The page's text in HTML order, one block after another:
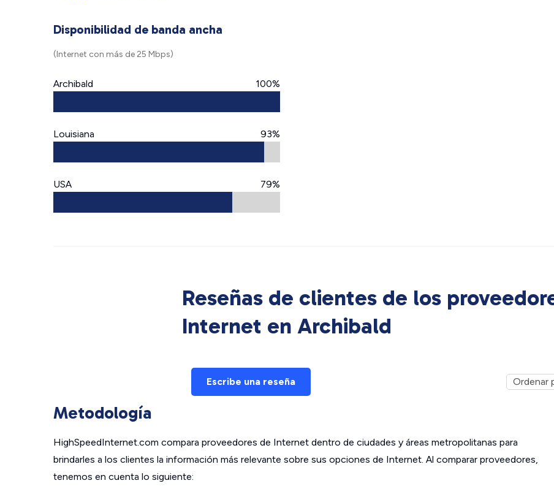
Disponibilidad de banda ancha
(Internet con más de 25 Mbps)
Archibald 100%
Louisiana 93%
USA 79%
Reseñas de clientes de los
Internet en Archibald
Escribe una reseña
Metodología
HighSpeedInternet.com compara proveedores de Internet dentro de ciudades y áreas metropolitanas para
brindarles a los clientes la información más relevante sobre sus opciones de Internet. Al comparar proveedores,
tenemos en cuenta lo siguiente: